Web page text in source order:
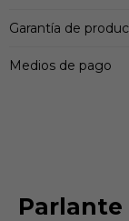
Garantía de
Medios de pago
Parlante